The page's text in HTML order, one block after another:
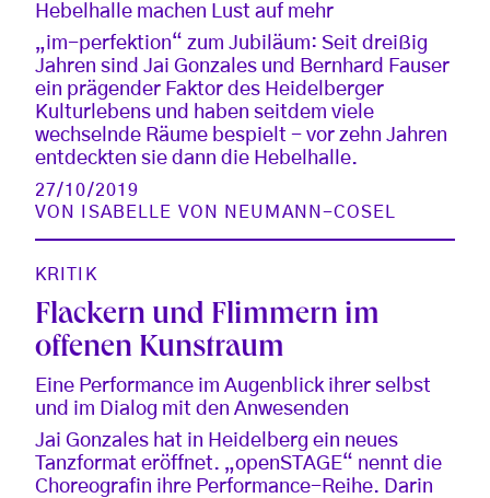
Hebelhalle machen Lust auf mehr
„im-perfektion“ zum Jubiläum: Seit dreißig
Jahren sind Jai Gonzales und Bernhard Fauser
ein prägender Faktor des Heidelberger
Kulturlebens und haben seitdem viele
wechselnde Räume bespielt - vor zehn Jahren
entdeckten sie dann die Hebelhalle.
27/10/2019
VON
ISABELLE VON NEUMANN-COSEL
KRITIK
Flackern und Flimmern im
offenen Kunstraum
Eine Performance im Augenblick ihrer selbst
und im Dialog mit den Anwesenden
Jai Gonzales hat in Heidelberg ein neues
Tanzformat eröffnet. „openSTAGE“ nennt die
Choreografin ihre Performance-Reihe. Darin